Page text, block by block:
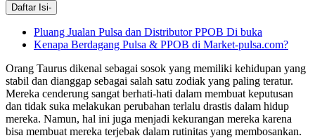
Daftar Isi-
Pluang Jualan Pulsa dan Distributor PPOB Di buka
Kenapa Berdagang Pulsa & PPOB di Market-pulsa.com?
Orang Taurus dikenal sebagai sosok yang memiliki kehidupan yang
stabil dan dianggap sebagai salah satu zodiak yang paling teratur.
Mereka cenderung sangat berhati-hati dalam membuat keputusan
dan tidak suka melakukan perubahan terlalu drastis dalam hidup
mereka. Namun, hal ini juga menjadi kekurangan mereka karena
bisa membuat mereka terjebak dalam rutinitas yang membosankan.